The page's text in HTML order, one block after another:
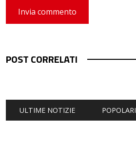
POST CORRELATI
ULTIME NOTIZIE POPOLARI